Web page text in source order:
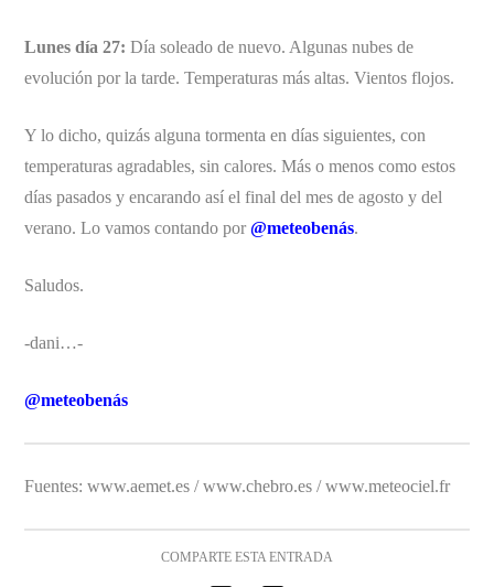
Lunes día 27: Día soleado de nuevo. Algunas nubes de
evolución por la tarde. Temperaturas más altas. Vientos flojos.
Y lo dicho, quizás alguna tormenta en días siguientes, con
temperaturas agradables, sin calores. Más o menos como estos
días pasados y encarando así el final del mes de agosto y del
verano. Lo vamos contando por@meteobenás.
Saludos.
-dani…-
@meteobenás
Fuentes: www.aemet.es / www.chebro.es / www.meteociel.fr
COMPARTE ESTA ENTRADA